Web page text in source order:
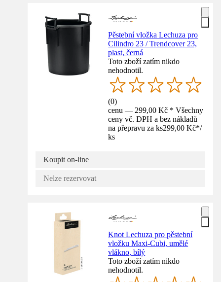
Pěstební vložka Lechuza pro
Cilindro 23 / Trendcover 23,
plast, černá
Toto zboží zatím nikdo
nehodnotil.
(0)
cenu — 299,00 Kč * Všechny
ceny vč. DPH a bez nákladů
na přepravu za ks299,00 Kč*/
ks
Koupit on-line
Nelze rezervovat
Knot Lechuza pro pěstební
vložku Maxi‑Cubi, umělé
vlákno, bílý
Toto zboží zatím nikdo
nehodnotil.